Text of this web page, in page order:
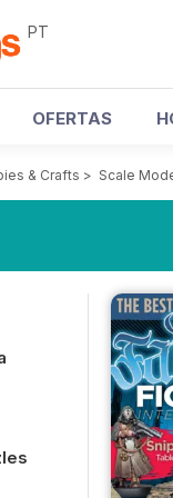
PT
OFERTAS
& Crafts > Scale